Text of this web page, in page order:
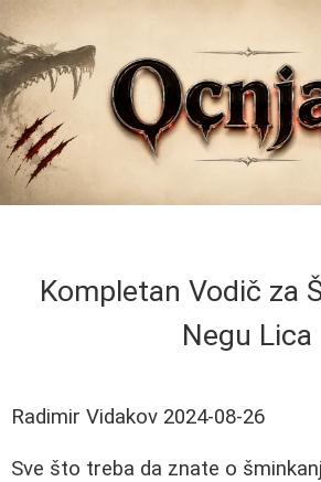
Kompletan Vodič za
Negu Lica
Radimir Vidakov 2024-08-26
Sve što treba da znate o